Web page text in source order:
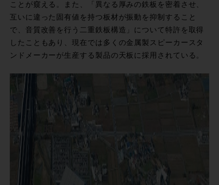
ことが窺える。また、「異なる厚みの鉄板を密着させ、
互いに違った固有値を持つ板材が振動を抑制すること
で、音質改善を行う二重鉄板構造」について特許を取得
したこともあり、現在では多くの金属製スピーカースタ
ンドメーカーが生産する製品の天板に採用されている。